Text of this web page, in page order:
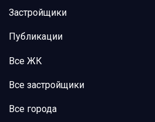
Застройщики
Публикации
Все ЖК
Все застройщики
Все города